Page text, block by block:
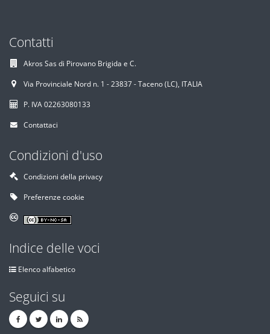
Contatti
Akros Sas di Pirovano Brigida e C.
Via Provinciale Nord n. 1 - 23837 - Taceno (LC), ITALIA
P. IVA 02263080133
Contattaci
Condizioni d'uso
Condizioni della privacy
Preferenze cookie
Indice delle voci
Elenco alfabetico
Seguici su